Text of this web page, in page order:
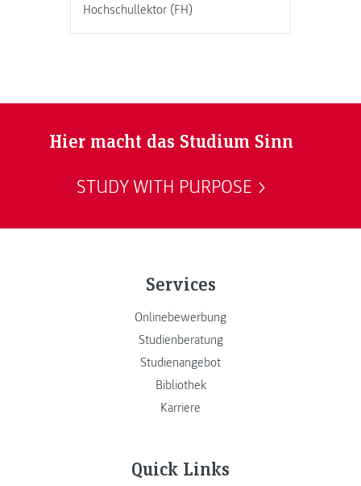
Hochschullektor (FH)
Hier macht das Studium Sinn
STUDY WITH PURPOSE
Services
Onlinebewerbung
Studienberatung
Studienangebot
Bibliothek
Karriere
Quick Links